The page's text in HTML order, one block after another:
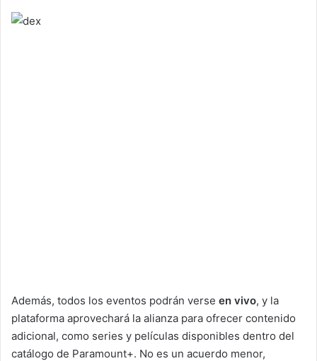
Además, todos los eventos podrán verse en vivo, y la
plataforma aprovechará la alianza para ofrecer contenido
adicional, como series y películas disponibles dentro del
catálogo de Paramount+. No es un acuerdo menor,